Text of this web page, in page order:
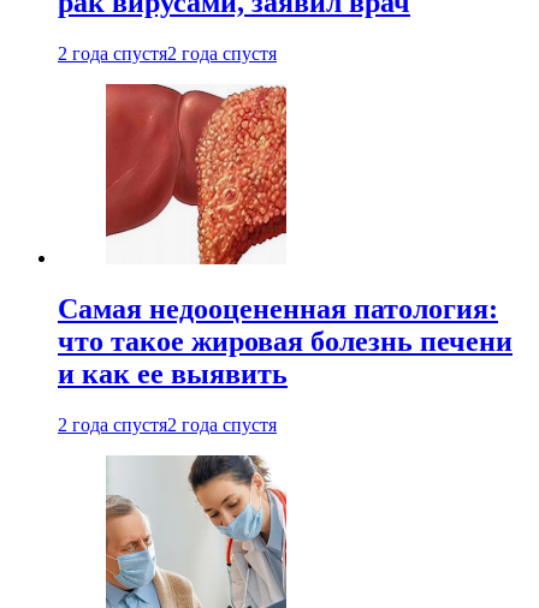
2 года спустя2 года спустя
Самая недооцененная патология:
что такое жировая болезнь печени
и как ее выявить
2 года спустя2 года спустя